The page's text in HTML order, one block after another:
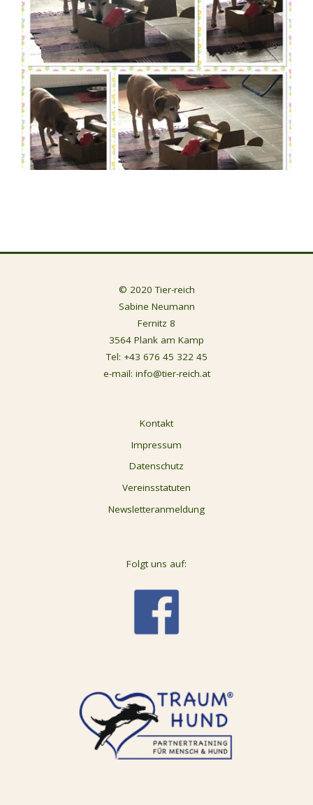
© 2020 Tier-reich
Sabine Neumann
Fernitz 8
3564 Plank am Kamp
Tel: +43 676 45 322 45
e-mail: info@tier-reich.at
Kontakt
Impressum
Datenschutz
Vereinsstatuten
Newsletteranmeldung
Folgt uns auf: